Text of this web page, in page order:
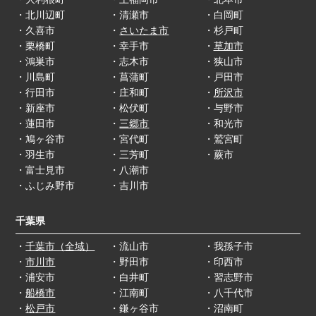
・北川辺町
・久喜市
・栗橋町
・鴻巣市
・川島町
・行田市
・清瀬市
・ さいたま市
・幸手市
・志木市
・菖蒲町
・庄和町
・白岡町
・杉戸町
・ 草加市
・狭山市
・戸田市
・ 所沢市
・新座市
・蓮田市
・鳩ヶ谷市
・羽生市
・富士見市
・ふじみ野市
・松伏町
・ 三郷市
・宮代町
・三芳町
・八潮市
・吉川市
・与野市
・和光市
・鷲宮町
・蕨市
千葉県
・千葉市（全域）
・市川市
・浦安市
・船橋市
・松戸市
・流山市
・野田市
・白井町
・江南町
・鎌ヶ谷市
・我孫子市
・印西市
・習志野市
・八千代市
・沼南町